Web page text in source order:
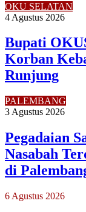
OKU SELATAN
4 Agustus 2026
Bupati
Korban
Runjung
PALEMBANG
3 Agustus 2026
Pegadaian
Nasabah
di
6 Agustus 2026